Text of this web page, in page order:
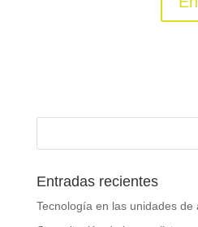
Entradas recientes
Tecnología en las unidades de